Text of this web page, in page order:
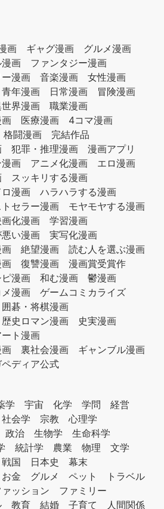
画 ギャグ漫画
グルメ漫画
画
ファンタジー漫画
ー漫画 音楽漫画
女性漫画
青年漫画 日常漫画
冒険漫画
界漫画
職業漫画
医療漫画
4コマ漫画
格闘漫画
完結作品
犯罪・推理漫画
漫画アプリ
画 アニメ化漫画
エロ漫画
スッキリする漫画
ロ漫画
ハラハラする漫画
セラー漫画
モヤモヤする漫画
化漫画
学習漫画
い漫画
実写化漫画
絶望漫画
読む人を選ぶ漫画
復讐漫画
漫画賞受賞作
漫画 和む漫画
鬱漫画
漫画
ゲームコミカライズ
囲碁・将棋漫画
歴史ロマン漫画
史実漫画
ート漫画
裏社会漫画
ギャンブル漫画
ディア公式
学 宇宙 化学 学問
経営
社会学 宗教
心理学
政治 生物学
生命科学
統計学 農業 物理
文学
戦国 日本史
幕末
お金 グルメ ペット
トラベル
ァッション
ファミリー
教育 結婚 子育て
人間関係